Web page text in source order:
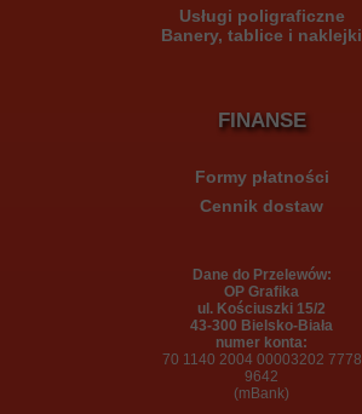
Dane do Przelewów:
OP Grafika
ul. Kościuszki 15/2
43-300 Bielsko-Biała
numer konta:
70 1140 2004 00003202 7778
9642
(mBank)
Usługi poligraficzne
Banery, tablice i naklejki
FINANSE
Formy płatności
Cennik dostaw